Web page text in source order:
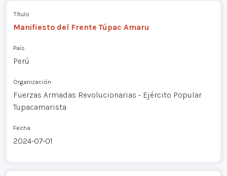
Título
Manifiesto del Frente Túpac Amaru
País
Perú
Organización
Fuerzas Armadas Revolucionarias - Ejército Popular
Tupacamarista
Fecha
2024-07-01